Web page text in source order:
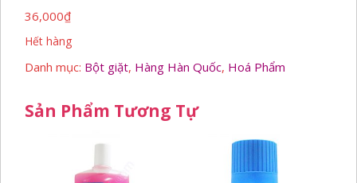
36,000₫
Hết hàng
Danh mục: Bột giặt, Hàng Hàn Quốc, Hoá Phẩm
Sản Phẩm Tương Tự